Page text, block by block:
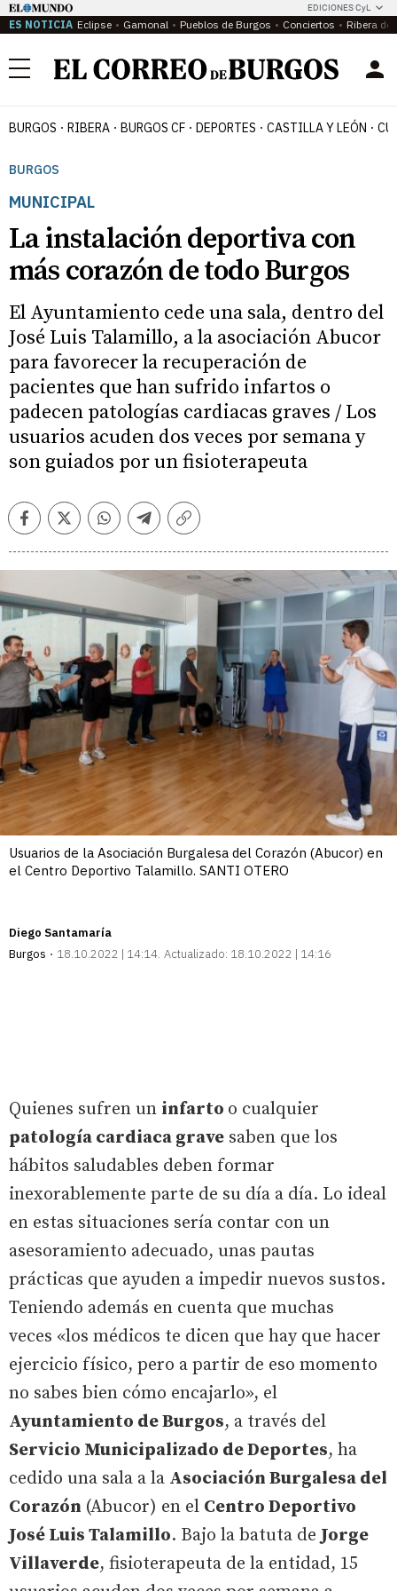
EDICIONES CyL
ES NOTICIA Eclipse Gamonal Pueblos de Burgos Conciertos Ribera del
Menú
BURGOS RIBERA BURGOS CF DEPORTES CASTILLA Y LEÓN
BURGOS
MUNICIPAL
La instalación deportiva con
más corazón de todo Burgos
El Ayuntamiento cede una sala, dentro del
José Luis Talamillo, a la asociación Abucor
para favorecer la recuperación de
pacientes que han sufrido infartos o
padecen patologías cardiacas graves / Los
usuarios acuden dos veces por semana y
son guiados por un fisioterapeuta
FacebookTwitterWhatsappTelegramCopiar
Usuarios de la Asociación Burgalesa del Corazón (Abucor) en
el Centro Deportivo Talamillo. SANTI OTERO
Diego Santamaría
Burgos
18.10.2022 | 14:14 Actualizado: 18.10.2022 | 14:16
Quienes sufren un infarto o cualquier
patología cardiaca grave saben que los
hábitos saludables deben formar
inexorablemente parte de su día a día. Lo ideal
en estas situaciones sería contar con un
asesoramiento adecuado, unas pautas
prácticas que ayuden a impedir nuevos sustos.
Teniendo además en cuenta que muchas
veces «los médicos te dicen que hay que hacer
ejercicio físico, pero a partir de eso momento
no sabes bien cómo encajarlo», el
Ayuntamiento de Burgos, a través del
Servicio Municipalizado de Deportes, ha
cedido una sala a la Asociación Burgalesa del
Corazón (Abucor) en el Centro Deportivo
José Luis Talamillo. Bajo la batuta de Jorge
Villaverde, fisioterapeuta de la entidad, 15